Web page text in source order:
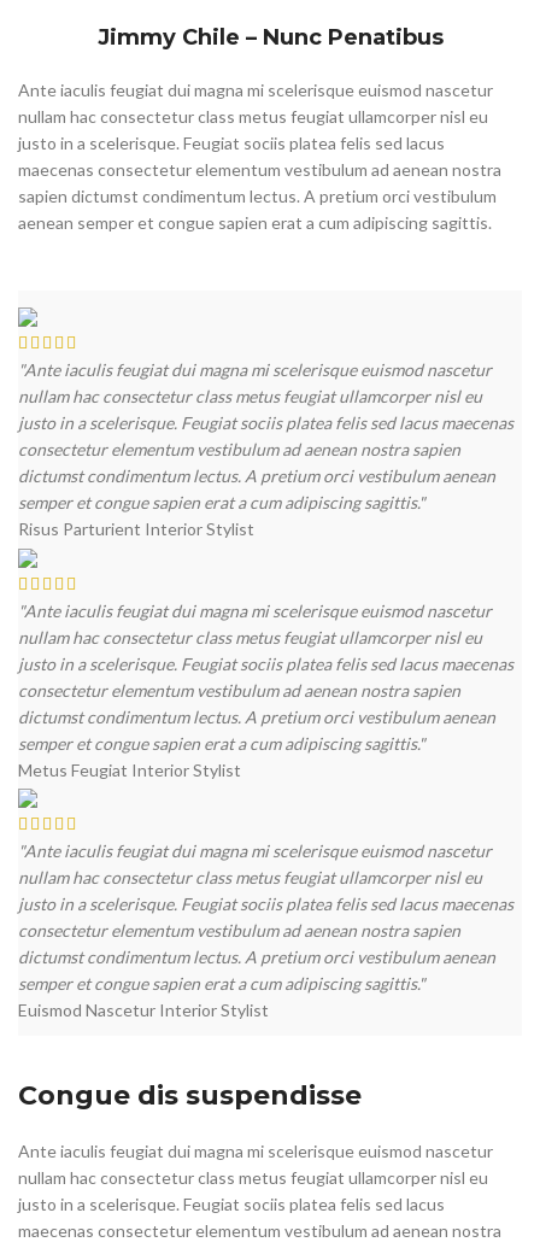
Jimmy Chile – Nunc Penatibus
Ante iaculis feugiat dui magna mi scelerisque euismod nascetur
nullam hac consectetur class metus feugiat ullamcorper nisl eu
justo in a scelerisque. Feugiat sociis platea felis sed lacus
maecenas consectetur elementum vestibulum ad aenean nostra
sapien dictumst condimentum lectus. A pretium orci vestibulum
aenean semper et congue sapien erat a cum adipiscing sagittis.
"Ante iaculis feugiat dui magna mi scelerisque euismod nascetur
nullam hac consectetur class metus feugiat ullamcorper nisl eu
justo in a scelerisque. Feugiat sociis platea felis sed lacus maecenas
consectetur elementum vestibulum ad aenean nostra sapien
dictumst condimentum lectus. A pretium orci vestibulum aenean
semper et congue sapien erat a cum adipiscing sagittis."
Risus Parturient Interior Stylist
"Ante iaculis feugiat dui magna mi scelerisque euismod nascetur
nullam hac consectetur class metus feugiat ullamcorper nisl eu
justo in a scelerisque. Feugiat sociis platea felis sed lacus maecenas
consectetur elementum vestibulum ad aenean nostra sapien
dictumst condimentum lectus. A pretium orci vestibulum aenean
semper et congue sapien erat a cum adipiscing sagittis."
Metus Feugiat Interior Stylist
"Ante iaculis feugiat dui magna mi scelerisque euismod nascetur
nullam hac consectetur class metus feugiat ullamcorper nisl eu
justo in a scelerisque. Feugiat sociis platea felis sed lacus maecenas
consectetur elementum vestibulum ad aenean nostra sapien
dictumst condimentum lectus. A pretium orci vestibulum aenean
semper et congue sapien erat a cum adipiscing sagittis."
Euismod Nascetur Interior Stylist
Congue dis suspendisse
Ante iaculis feugiat dui magna mi scelerisque euismod nascetur
nullam hac consectetur class metus feugiat ullamcorper nisl eu
justo in a scelerisque. Feugiat sociis platea felis sed lacus
maecenas consectetur elementum vestibulum ad aenean nostra